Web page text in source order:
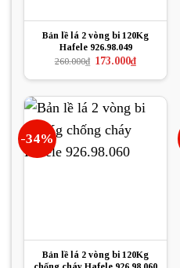
Bản lề lá 2 vòng bi 120Kg
Hafele 926.98.049
260.000₫ Giá
là:
173.000₫Giá
hiện
tại
173.000₫.
-34%
Bản lề lá 2 vòng bi 120Kg